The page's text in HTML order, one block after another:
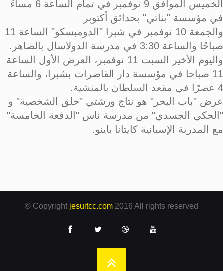
الخميس الموافق 9 نوفمبر في تمام الساعة 6 مساءً
في مؤسسة "بناتي" بحدائق أكتوبر
والجمعة 10 نوفمبر في شبرا "الدومبسكو" الساعة 11
صباحًا والساعة 3:30 في مدرسة الدولاسال بالضاهر.
واليوم الأخير السبت 11 نوفمبر، العرض الأول الساعة
11 صباحا في مؤسسة دار القاصرات بشبرا، والساعة
4 عصرًا في مقعد السلطان بالمنشية.
عرض "باب البحر" هو نتاج ورشتي "خلق الشخصية" و
"الحكي الجسدي" من مدرسة ناس "الدفعة الخامسة"
مع المدربة الإسبانية كايتانا باينو.
© Copyright jesuitcc.com 2016 All rights reserved